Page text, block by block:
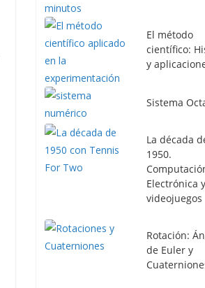
El método
científico:
y
Sistema
La década
1950.
Electrónica y
videojuegos
Rotación:
de Euler y